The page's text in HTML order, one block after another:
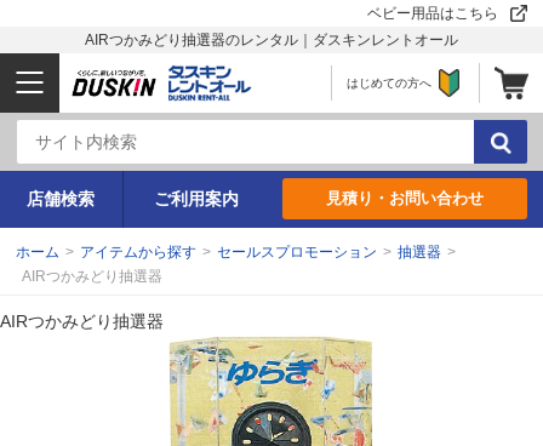
ベビー用品はこちら
AIRつかみどり抽選器のレンタル｜ダスキンレントオール
はじめての方へ
店舗検索 ご利用案内 見積り・お問い合わせ
ホーム > アイテムから探す > セールスプロモーション > 抽選器 >
AIRつかみどり抽選器
AIRつかみどり抽選器